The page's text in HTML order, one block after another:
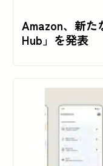
Amazon、新た
Hub」を発表